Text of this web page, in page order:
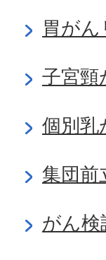
胃が
子宮頸
個別乳
集団前
がん検